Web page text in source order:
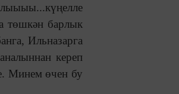
төшкән барлык
Ильназарга
кереп
Минем өчен бу